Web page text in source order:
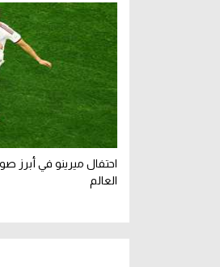
احتفال ميرينو في أبرز
العالم